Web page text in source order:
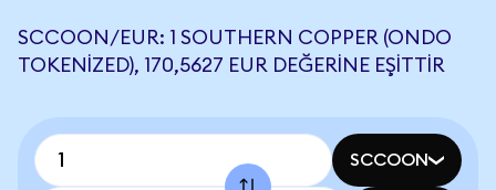
SCCOON/EUR: 1 SOUTHERN COPPER (ONDO
TOKENIZED), 170,5627 EUR DEĞERINE EŞITTIR
SCCOON